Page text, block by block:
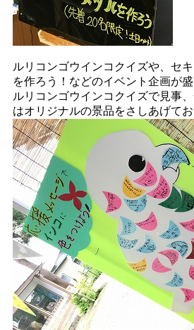
ルリコンゴウインコクイズや、セ
を作ろう！などのイベント企画が
ルリコンゴウインコクイズで見事
はオリジナルの景品をさしあげて